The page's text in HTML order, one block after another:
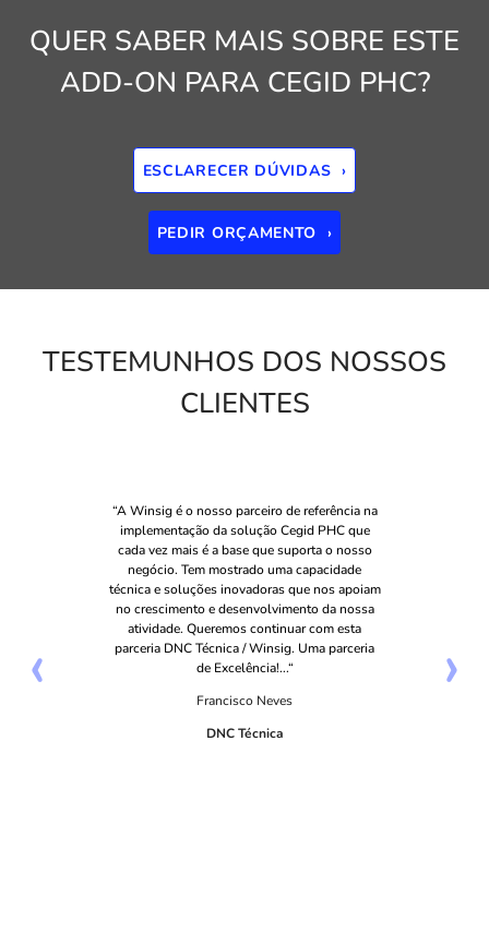
QUER SABER MAIS SOBRE ESTE
ADD-ON PARA CEGID PHC?
ESCLARECER DÚVIDAS ›
PEDIR ORÇAMENTO ›
TESTEMUNHOS DOS NOSSOS
CLIENTES
“A Winsig é o nosso parceiro de referência na
implementação da solução Cegid PHC que
cada vez mais é a base que suporta o nosso
negócio. Tem mostrado uma capacidade
técnica e soluções inovadoras que nos apoiam
no crescimento e desenvolvimento da nossa
atividade. Queremos continuar com esta
parceria DNC Técnica / Winsig. Uma parceria
de Excelência!...“
Francisco Neves
DNC Técnica
‹ ›